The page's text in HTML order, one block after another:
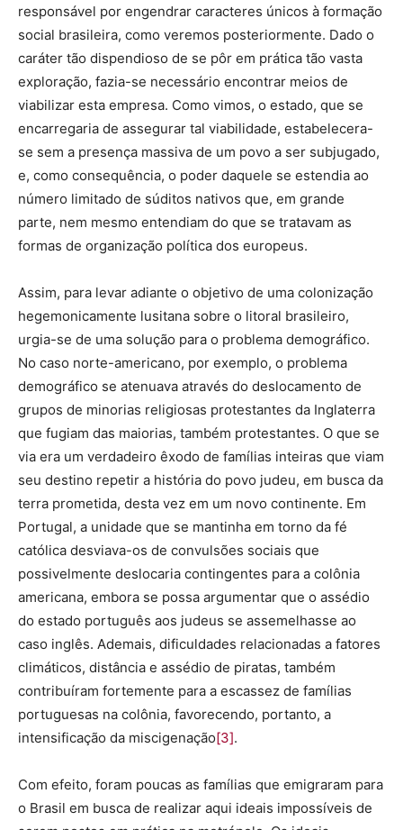
responsável por engendrar caracteres únicos à formação
social brasileira, como veremos posteriormente. Dado o
caráter tão dispendioso de se pôr em prática tão vasta
exploração, fazia-se necessário encontrar meios de
viabilizar esta empresa. Como vimos, o estado, que se
encarregaria de assegurar tal viabilidade, estabelecera-
se sem a presença massiva de um povo a ser subjugado,
e, como consequência, o poder daquele se estendia ao
número limitado de súditos nativos que, em grande
parte, nem mesmo entendiam do que se tratavam as
formas de organização política dos europeus.
Assim, para levar adiante o objetivo de uma colonização
hegemonicamente lusitana sobre o litoral brasileiro,
urgia-se de uma solução para o problema demográfico.
No caso norte-americano, por exemplo, o problema
demográfico se atenuava através do deslocamento de
grupos de minorias religiosas protestantes da Inglaterra
que fugiam das maiorias, também protestantes. O que se
via era um verdadeiro êxodo de famílias inteiras que viam
seu destino repetir a história do povo judeu, em busca da
terra prometida, desta vez em um novo continente. Em
Portugal, a unidade que se mantinha em torno da fé
católica desviava-os de convulsões sociais que
possivelmente deslocaria contingentes para a colônia
americana, embora se possa argumentar que o assédio
do estado português aos judeus se assemelhasse ao
caso inglês. Ademais, dificuldades relacionadas a fatores
climáticos, distância e assédio de piratas, também
contribuíram fortemente para a escassez de famílias
portuguesas na colônia, favorecendo, portanto, a
intensificação da miscigenação[3].
Com efeito, foram poucas as famílias que emigraram para
o Brasil em busca de realizar aqui ideais impossíveis de